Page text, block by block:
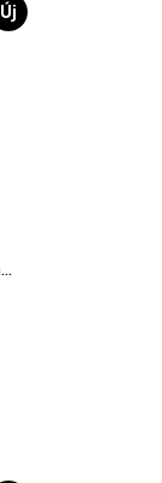
Új
Gloss Absolu Bain Créme Hydra-Glaze 250 ml